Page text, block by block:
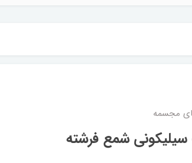
مجسمه
سیلیکونی شمع فرشته